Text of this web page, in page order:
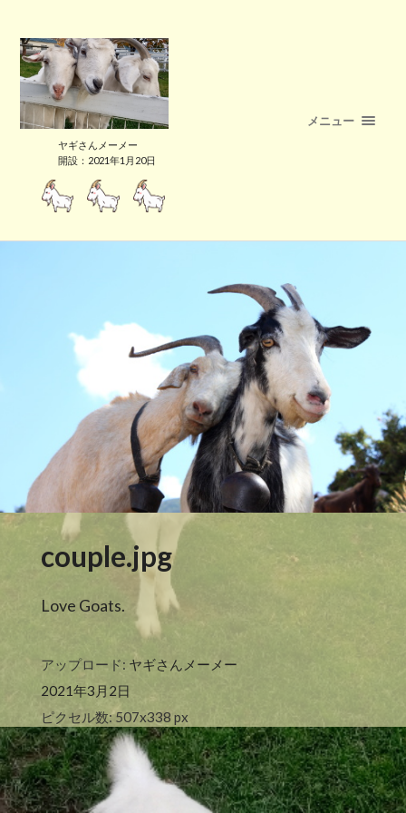
ヤギさんメーメー
開設：2021年1月20日
メニュー
couple.jpg
Love Goats.
アップロード: ヤギさんメーメー
2021年3月2日
ピクセル数: 507x338 px